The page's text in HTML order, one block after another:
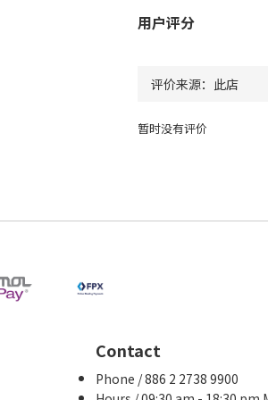
用户评分
暂时没有评价
Contact
Phone / 886 2 2738 9900